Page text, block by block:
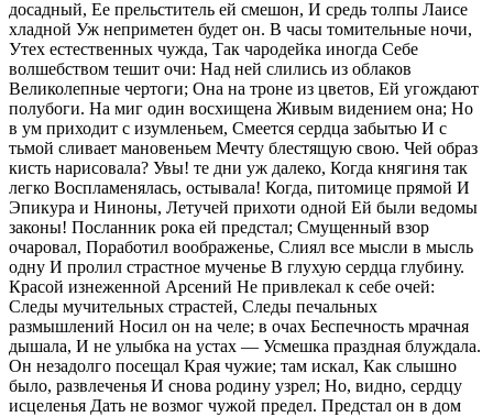
досадный, Ее прельститель ей смешон, И средь толпы Лаисе
хладной Уж неприметен будет он. В часы томительные ночи,
Утех естественных чужда, Так чародейка иногда Себе
волшебством тешит очи: Над ней слились из облаков
Великолепные чертоги; Она на троне из цветов, Ей угождают
полубоги. На миг один восхищена Живым видением она; Но
в ум приходит с изумленьем, Смеется сердца забытью И с
тьмой сливает мановеньем Мечту блестящую свою. Чей образ
кисть нарисовала? Увы! те дни уж далеко, Когда княгиня так
легко Воспламенялась, остывала! Когда, питомице прямой И
Эпикура и Ниноны, Летучей прихоти одной Ей были ведомы
законы! Посланник рока ей предстал; Смущенный взор
очаровал, Поработил воображенье, Слиял все мысли в мысль
одну И пролил страстное мученье В глухую сердца глубину.
Красой изнеженной Арсений Не привлекал к себе очей:
Следы мучительных страстей, Следы печальных
размышлений Носил он на челе; в очах Беспечность мрачная
дышала, И не улыбка на устах — Усмешка праздная блуждала.
Он незадолго посещал Края чужие; там искал, Как слышно
было, развлеченья И снова родину узрел; Но, видно, сердцу
исцеленья Дать не возмог чужой предел. Предстал он в дом